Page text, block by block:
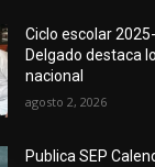
Ciclo escolar
Delgado destaca
nacional
agosto 2, 2026
Publica SEP